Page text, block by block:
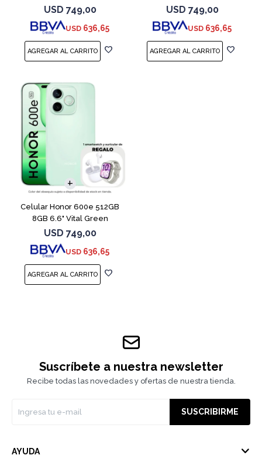
USD 749,00
USD 636,65
USD 749,00
USD 636,65
Celular Honor 600e 512GB
8GB 6.6" Vital Green
USD 749,00
USD 636,65
COMPARAR
Suscríbete a nuestra newsletter
Recibe todas las novedades y ofertas de nuestra tienda.
SUSCRIBIRME
AYUDA